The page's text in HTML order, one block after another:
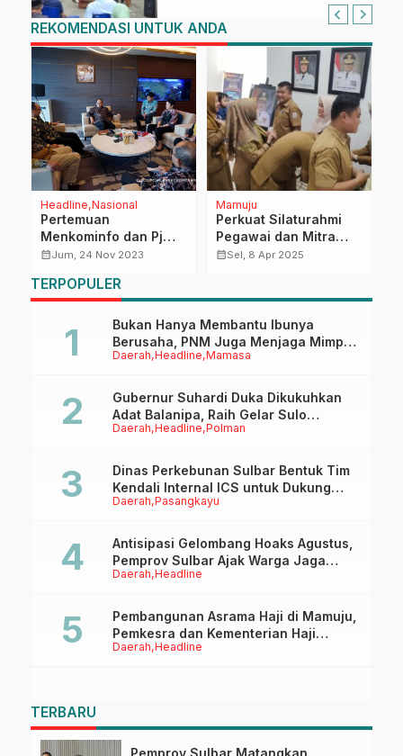
REKOMENDASI UNTUK ANDA
Headline Nasional
Pertemuan
Menkominfo dan Pj
Gubernur Sulbar,
Command Center dan
BTS Atasi Blank Spot
calendar_monthJum, 24 Nov 2023
Mamuju
Perkuat Silaturahmi
Pegawai dan Mitra
Kerja, Diskominfo
Pasca Libur Lebaran
calendar_monthSel, 8 Apr 2025
TERPOPULER
Daerah Headline Mamasa
Bukan Hanya Membantu Ibunya
Berusaha, PNM Juga Menjaga Mimpi
Anaknya Untuk Menggapai Cita-Cita
Daerah Headline Polman
Gubernur Suhardi Duka Dikukuhkan
Adat Balanipa, Raih Gelar Sulo
Tappidena
Daerah Pasangkayu
Dinas Perkebunan Sulbar Bentuk Tim
Kendali Internal ICS untuk Dukung
Sertifikasi ISPO Pekebun di
Daerah Headline
Antisipasi Gelombang Hoaks Agustus,
Pemprov Sulbar Ajak Warga Jaga
Ruang Digital
Daerah Headline
Pembangunan Asrama Haji di Mamuju,
Pemkesra dan Kementerian Haji
Sulbar Tinjau Lokasi
TERBARU
Pemprov Sulbar Matangkan